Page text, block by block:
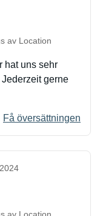
av Location
hat uns sehr
gerne
Få översättningen